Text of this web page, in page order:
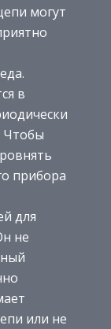
могут
в
Чтобы
прибора
для
не
или не